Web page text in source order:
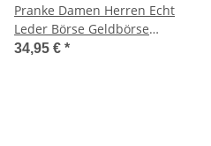
Pranke Damen Herren Echt
Leder Börse Geldbörse
Portemonnaie Geldbeutel
34,95 € *